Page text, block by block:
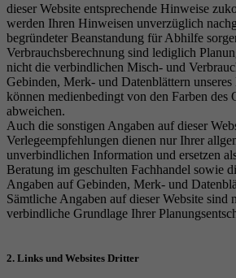
dieser Website entsprechende Hinweise
werden Ihren Hinweisen unverzüglich
begründeter Beanstandung für Abhilfe
Verbrauchsberechnung sind lediglich
nicht die verbindlichen Misch- und
Gebinden, Merk- und Datenblättern unseres
können medienbedingt von den Farben des
abweichen.
Auch die sonstigen Angaben auf dieser
Verlegeempfehlungen dienen nur Ihrer
unverbindlichen Information und ersetzen
Beratung im geschulten Fachhandel sowie
Angaben auf Gebinden, Merk- und
Sämtliche Angaben auf dieser Website sind
verbindliche Grundlage Ihrer
2. Links und Websites Dritter
Laufzeit 30 Minuten
Zweck
Dient als Lizenz zur
von myfonts.net.
Name
Anbieter Google reCAPTCHA
Laufzeit 6 Monate
reCAPTCHA setzt ein
Risikoanalyse ausgeführt
Zweck
Cookie von Google zur
erweiterten Script- und